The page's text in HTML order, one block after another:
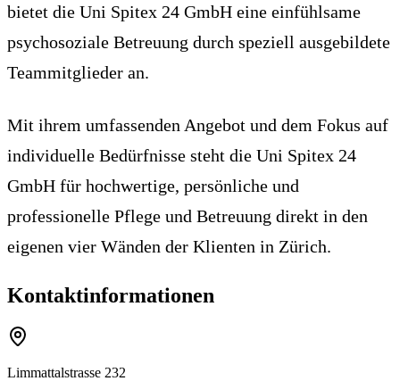
bietet die Uni Spitex 24 GmbH eine einfühlsame
psychosoziale Betreuung durch speziell ausgebildete
Teammitglieder an.
Mit ihrem umfassenden Angebot und dem Fokus auf
individuelle Bedürfnisse steht die Uni Spitex 24
GmbH für hochwertige, persönliche und
professionelle Pflege und Betreuung direkt in den
eigenen vier Wänden der Klienten in Zürich.
Kontaktinformationen
Limmattalstrasse 232